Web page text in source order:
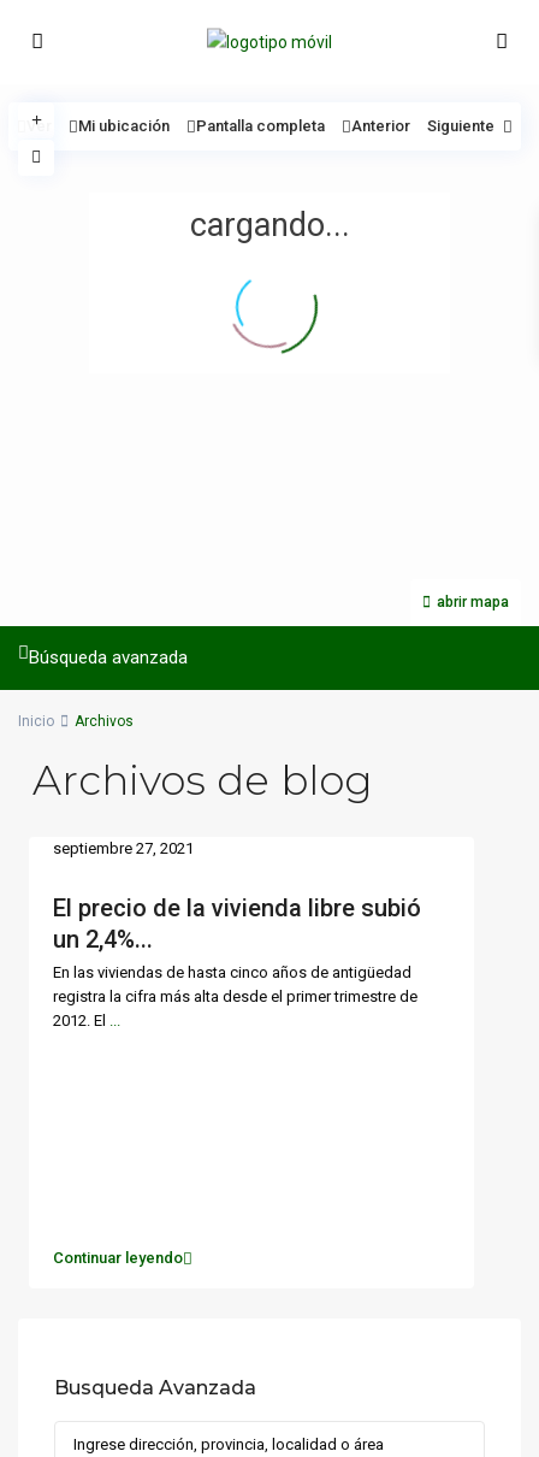
cargando...
abrir mapa
Ver Mi ubicación Pantalla completa Anterior Siguiente
Búsqueda avanzada
Inicio Archivos
Archivos de blog
El precio de la vivienda libre subió
un 2,4%...
septiembre 27, 2021
En las viviendas de hasta cinco años de antigüedad
registra la cifra más alta desde el primer trimestre de
2012. El ...
Continuar leyendo
Busqueda Avanzada